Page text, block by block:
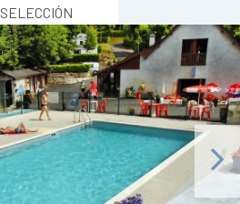
SELECCIÓN
Next